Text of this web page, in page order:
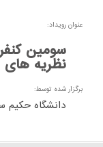
عنوان رویداد:
سومين
نظريه
برگزار شده توسط:
دانشگاه حکیم